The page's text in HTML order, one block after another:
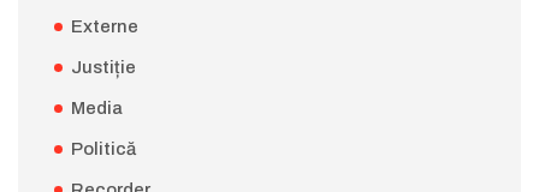
Externe
Justiție
Media
Politică